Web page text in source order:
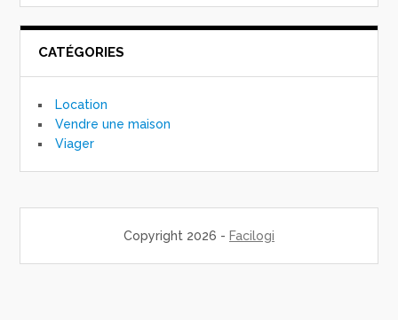
CATÉGORIES
Location
Vendre une maison
Viager
Copyright 2026 - Facilogi